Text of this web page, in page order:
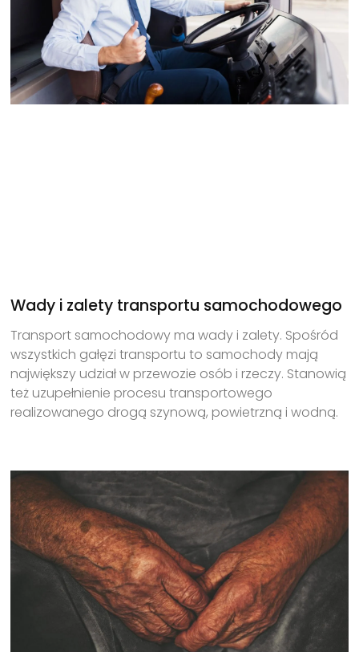
Wady i zalety transportu samochodowego
Transport samochodowy ma wady i zalety. Spośród
wszystkich gałęzi transportu to samochody mają
największy udział w przewozie osób i rzeczy. Stanowią
też uzupełnienie procesu transportowego
realizowanego drogą szynową, powietrzną i wodną.